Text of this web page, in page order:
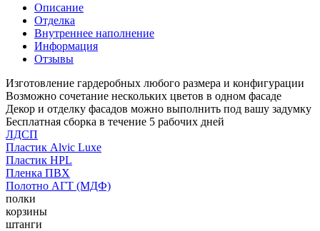
Описание
Отделка
Внутреннее наполнение
Информация
Отзывы
Изготовление гардеробных любого размера и конфигурации
Возможно сочетание нескольких цветов в одном фасаде
Декор и отделку фасадов можно выполнить под вашу задумку
Бесплатная сборка в течение 5 рабочих дней
ЛДСП
Пластик Alvic Luxe
Пластик HPL
Пленка ПВХ
Полотно АГТ (МДФ)
полки
корзины
штанги